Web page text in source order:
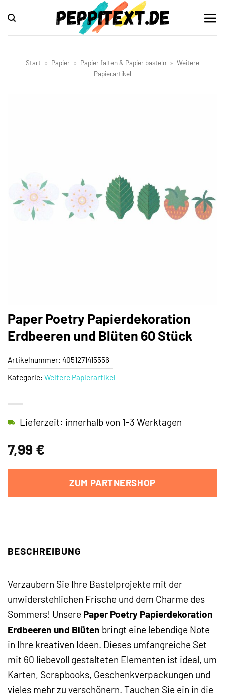
Inhalt
springen
Start » Papier » Papier falten & Papier basteln » Weitere
Papierartikel
Paper Poetry Papierdekoration
Erdbeeren und Blüten 60 Stück
7,99 €
Lieferzeit: innerhalb von 1-3 Werktagen
ZUM PARTNERSHOP
Artikelnummer: 4051271415556
Kategorie: Weitere Papierartikel
BESCHREIBUNG
Verzaubern Sie Ihre Bastelprojekte mit der
unwiderstehlichen Frische und dem Charme des
Sommers! Unsere Paper Poetry Papierdekoration
Erdbeeren und Blüten bringt eine lebendige Note
in Ihre kreativen Ideen. Dieses umfangreiche Set
mit 60 liebevoll gestalteten Elementen ist ideal, um
Karten, Scrapbooks, Geschenkverpackungen und
vieles mehr zu verschönern. Tauchen Sie ein in die